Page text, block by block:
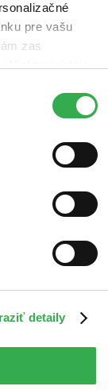
pre vašu
zas
Ďakujeme!
detaily